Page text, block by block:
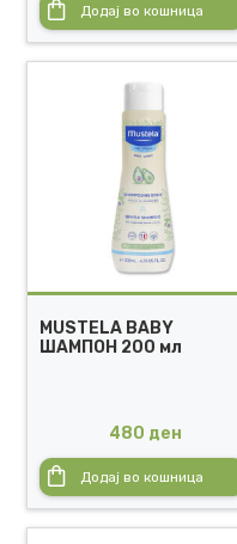
Додај во кошница
MUSTELA BABY
ШАМПОН 200 мл
480 ден
Додај во кошница